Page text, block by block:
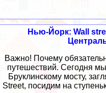
Нью-Йорк: Wall
Важно! Почему
путешествий. Сегодня
Бруклинскому мосту,
Street, посидим на